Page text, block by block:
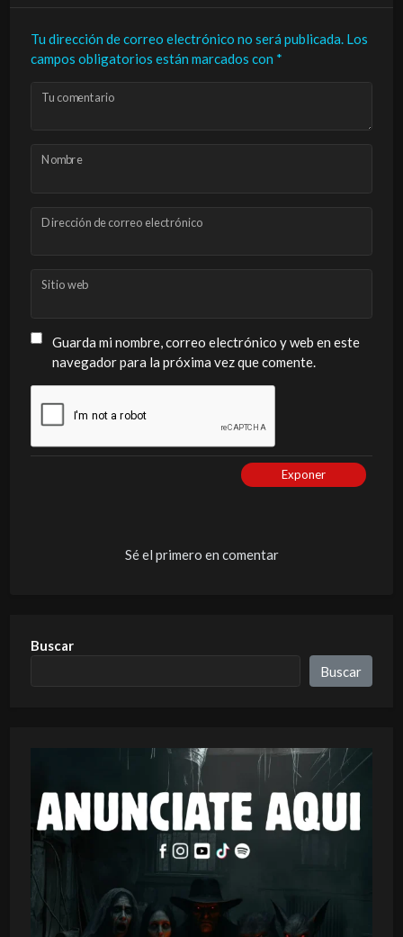
Tu dirección de correo electrónico no será publicada. Los
campos obligatorios están marcados con *
Tu comentario
Nombre
Dirección de correo electrónico
Sitio web
Guarda mi nombre, correo electrónico y web en este
navegador para la próxima vez que comente.
Exponer
Sé el primero en comentar
Buscar
Buscar